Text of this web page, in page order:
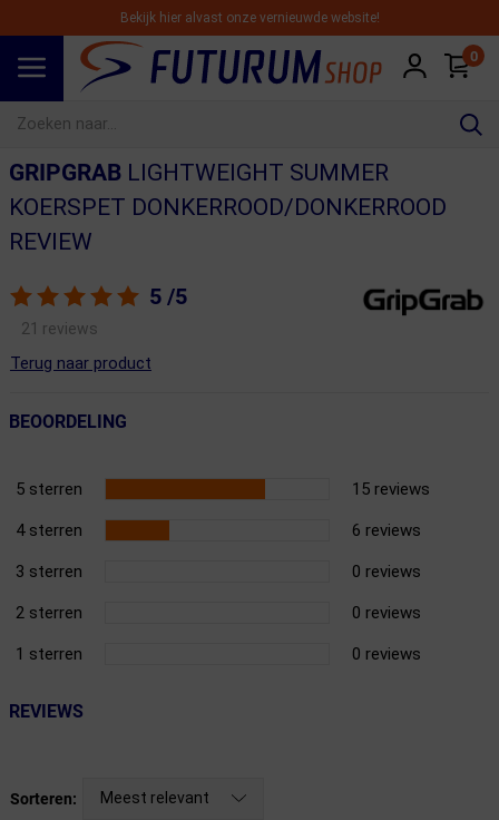
Bekijk hier alvast onze vernieuwde website!
0
GRIPGRABLIGHTWEIGHT SUMMER
KOERSPET DONKERROOD/DONKERROOD
REVIEW
5 /5
21 reviews
Terug naar product
BEOORDELING
5 sterren 15 reviews
4 sterren 6 reviews
3 sterren 0 reviews
2 sterren 0 reviews
1 sterren 0 reviews
REVIEWS
Sorteren: Meest relevant